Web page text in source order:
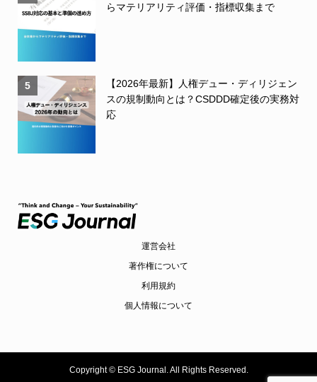
らマテリアリティ評価・指標収集まで
5
【2026年最新】人権デュー・ディリジェン
スの規制動向とは？CSDDD確定後の実務対
応
運営会社
著作権について
利用規約
個人情報について
Copyright ©ESG Journal. All Rights Reserved.